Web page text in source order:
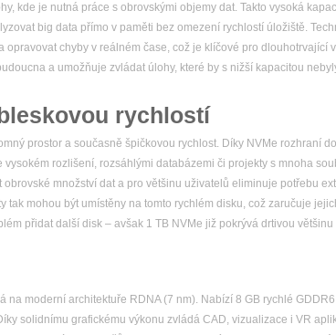
kde je nutná práce s obrovskými objemy dat. Takto vysoká
big data přímo v paměti bez omezení rychlostí úložiště.
chyby v reálném čase, což je klíčové pro dlouhotrvající
a umožňuje zvládat úlohy, které by s nižší kapacitou
rychlostí
prostor a současně špičkovou rychlost. Díky NVMe rozhraní
rozlišení, rozsáhlými databázemi či projekty s mnoha
množství dat a pro většinu uživatelů eliminuje potřebu
mohou být umístěny na tomto rychlém disku, což zaručuje
přidat další disk – avšak 1 TB NVMe již pokrývá drtivou většinu
moderní architektuře RDNA (7 nm). Nabízí 8 GB rychlé
solidnímu grafickému výkonu zvládá CAD, vizualizace i VR